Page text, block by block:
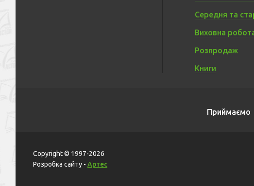
Середня та
Виховна
Розпродаж
Книги
Приймаємо
Copyright © 1997-2026
Розробка сайту - Артес